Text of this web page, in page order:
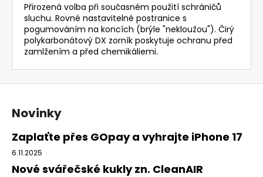
Přirozená volba při současném použití schráničů
sluchu. Rovné nastavitelné postranice s
pogumováním na koncích (brýle "nekloužou"). Čirý
polykarbonátový DX zorník poskytuje ochranu před
zamlžením a před chemikáliemi.
Z
Novinky
Zaplaťte přes GOpay a vyhrajte iPhone 17
6.11.2025
Nové svářečské kukly zn. CleanAIR